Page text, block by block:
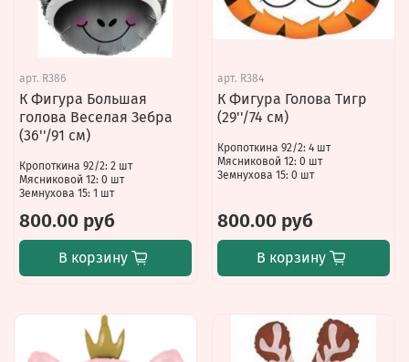
арт. R386
К Фигура Большая
голова Веселая Зебра
(36''/91 см)
Кропоткина 92/2: 2 шт
Мясниковой 12: 0 шт
Земнухова 15: 1 шт
800.00 руб
В корзину
арт. R384
К Фигура Голова Тигр
(29''/74 см)
Кропоткина 92/2: 4 шт
Мясниковой 12: 0 шт
Земнухова 15: 0 шт
800.00 руб
В корзину